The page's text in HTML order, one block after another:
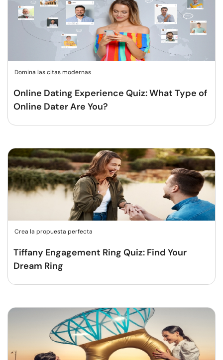
Domina las citas modernas
Online Dating Experience Quiz: What Type of
Online Dater Are You?
Crea la propuesta perfecta
Tiffany Engagement Ring Quiz: Find Your
Dream Ring